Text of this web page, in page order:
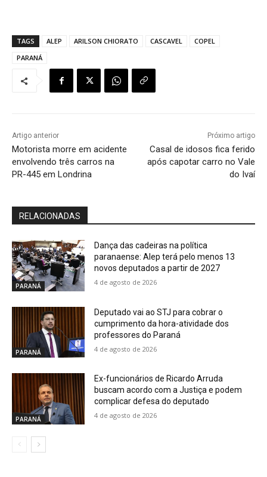
TAGS ALEP ARILSON CHIORATO CASCAVEL
COPEL
PARANÁ
Artigo anterior
Motorista morre em acidente
envolvendo três carros na
PR-445 em Londrina
Próximo artigo
Casal de idosos fica ferido
após capotar carro no Vale
do Ivaí
RELACIONADAS
PARANÁ
Dança das cadeiras na política
paranaense: Alep terá pelo menos 13
novos deputados a partir de 2027
4 de agosto de 2026
PARANÁ
Deputado vai ao STJ para cobrar o
cumprimento da hora-atividade dos
professores do Paraná
4 de agosto de 2026
PARANÁ
Ex-funcionários de Ricardo Arruda
buscam acordo com a Justiça e podem
complicar defesa do deputado
4 de agosto de 2026